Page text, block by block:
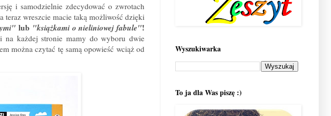
i samodzielnie zdecydować o zwrotach
wreszcie macie taką możliwość dzięki
lub "książkami o nieliniowej fabule"!
na każdej stronie mamy do wyboru dwie
można czytać tę samą opowieść wciąż od
Wyszukiwarka
To ja dla Was piszę :)